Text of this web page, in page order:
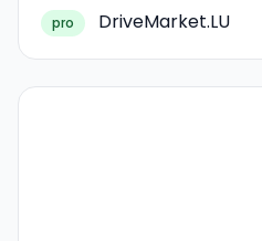
pro DriveMarket.LU